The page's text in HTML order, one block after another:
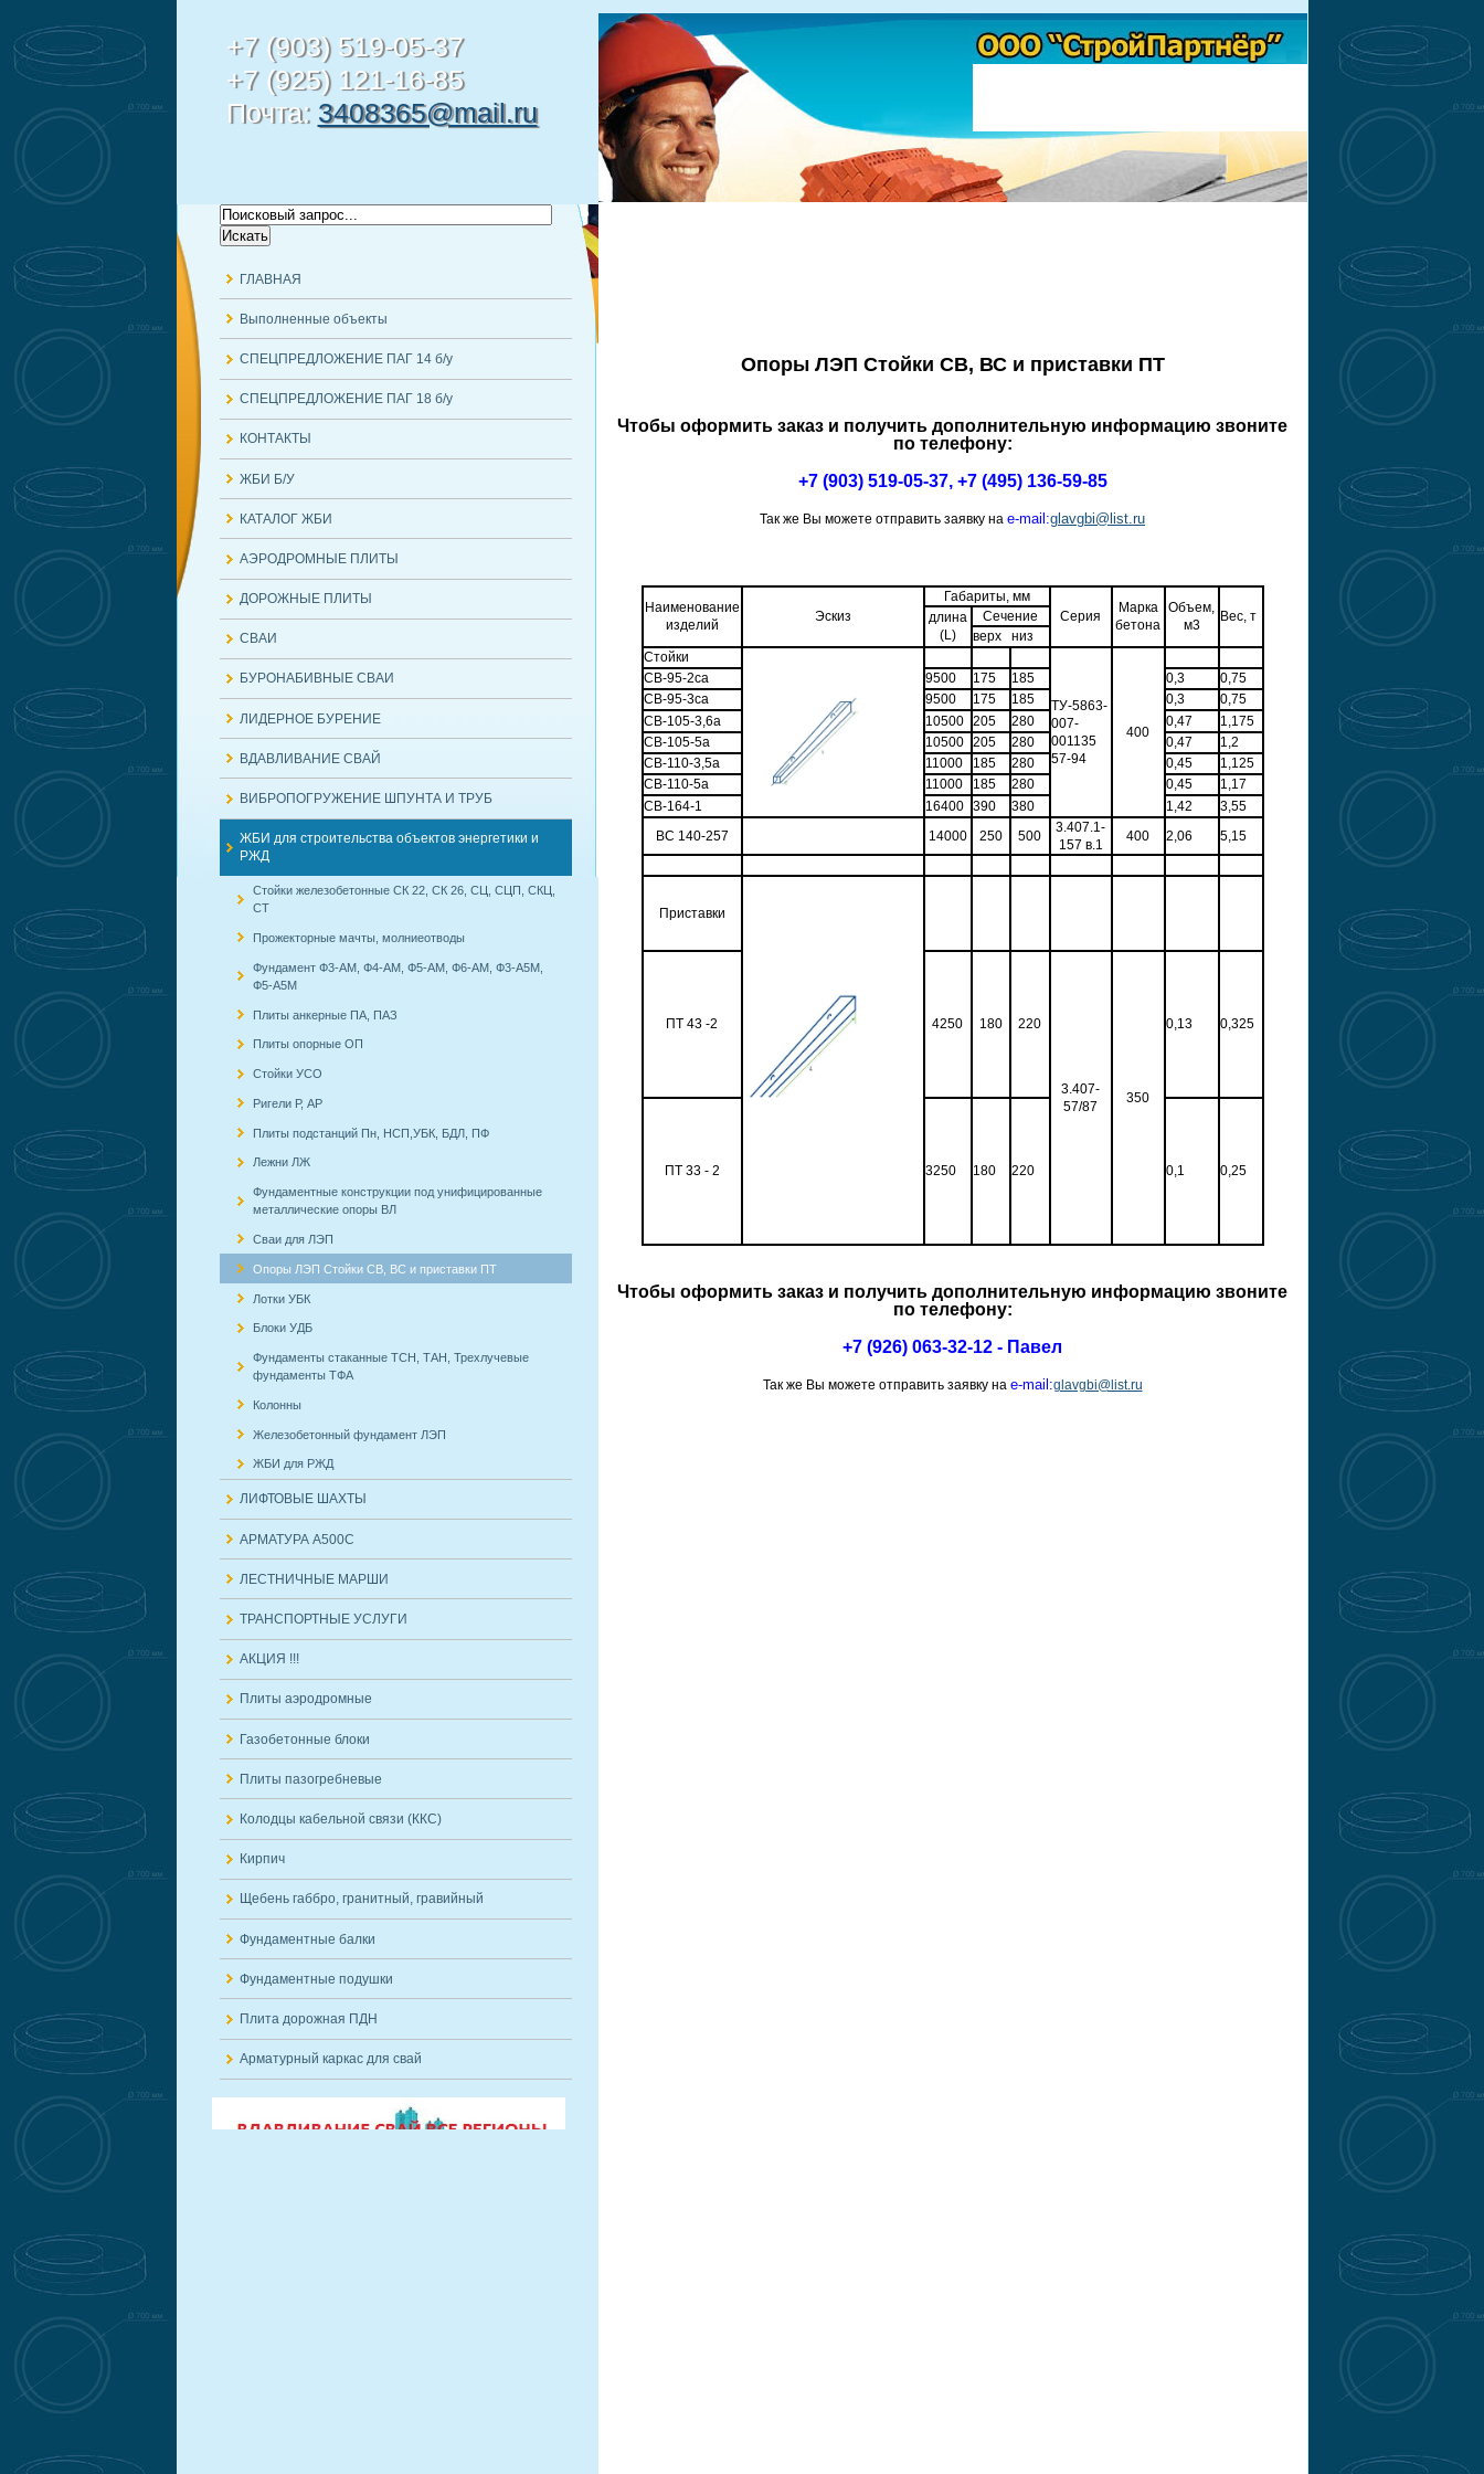
+7 (903) 519-05-37
+7 (925) 121-16-85
Почта: 3408365@mail.ru
ГЛАВНАЯ
Выполненные объекты
СПЕЦПРЕДЛОЖЕНИЕ ПАГ 14 б/у
СПЕЦПРЕДЛОЖЕНИЕ ПАГ 18 б/у
КОНТАКТЫ
ЖБИ Б/У
КАТАЛОГ ЖБИ
АЭРОДРОМНЫЕ ПЛИТЫ
ДОРОЖНЫЕ ПЛИТЫ
СВАИ
БУРОНАБИВНЫЕ СВАИ
ЛИДЕРНОЕ БУРЕНИЕ
ВДАВЛИВАНИЕ СВАЙ
ВИБРОПОГРУЖЕНИЕ ШПУНТА И ТРУБ
ЖБИ для строительства объектов энергетики и
РЖД
Стойки железобетонные СК 22, СК 26, СЦ, СЦП, СКЦ,
СТ
Прожекторные мачты, молниеотводы
Фундамент Ф3-АМ, Ф4-АМ, Ф5-АМ, Ф6-АМ, Ф3-А5М,
Ф5-А5М
Плиты анкерные ПА, ПАЗ
Плиты опорные ОП
Стойки УСО
Ригели Р, АР
Плиты подстанций Пн, НСП,УБК, БДЛ, ПФ
Лежни ЛЖ
Фундаментные конструкции под унифицированные
металлические опоры ВЛ
Сваи для ЛЭП
Опоры ЛЭП Стойки СВ, ВС и приставки ПТ
Лотки УБК
Блоки УДБ
Фундаменты стаканные ТСН, ТАН, Трехлучевые
фундаменты ТФА
Колонны
Железобетонный фундамент ЛЭП
ЖБИ для РЖД
ЛИФТОВЫЕ ШАХТЫ
АРМАТУРА А500С
ЛЕСТНИЧНЫЕ МАРШИ
ТРАНСПОРТНЫЕ УСЛУГИ
АКЦИЯ !!!
Плиты аэродромные
Газобетонные блоки
Плиты пазогребневые
Колодцы кабельной связи (ККС)
Кирпич
Щебень габбро, гранитный, гравийный
Фундаментные балки
Фундаментные подушки
Плита дорожная ПДН
Арматурный каркас для свай
Опоры ЛЭП Стойки СВ, ВС и приставки ПТ
Чтобы оформить заказ и получить дополнительную информацию звоните
по телефону:
+7 (903) 519-05-37, +7 (495) 136-59-85
Так же Вы можете отправить заявку на e-mail:glavgbi@list.ru
Наименование
изделий
Эскиз
Габариты, мм
Серия
Марка
бетона
Объем,
м3
Вес, т
длина
(L)
Сечение
верх низ
Стойки
ТУ-5863-
007-
001135
57-94
400
СВ-95-2са 9500 175 185 0,3
0,75
СВ-95-3са
9500 175 185 0,3
0,75
СВ-105-3,6a
10500 205 280 0,47
1,175
СВ-105-5a
10500 205 280 0,47
1,2
СВ-110-3,5a
11000 185 280 0,45
1,125
СВ-110-5a
11000 185 280 0,45
1,17
СВ-164-1
16400 390 380 1,42
3,55
ВС 140-257
14000 250 500
3.407.1-
157 в.1
400 2,06 5,15
Приставки
ПТ 43 -2 4250 180 220
3.407-
57/87
350
0,13 0,325
ПТ 33 - 2 3250 180 220 0,1 0,25
Чтобы оформить заказ и получить дополнительную информацию звоните
по телефону:
+7 (926) 063-32-12 - Павел
Так же Вы можете отправить заявку на e-mail:glavgbi@list.ru